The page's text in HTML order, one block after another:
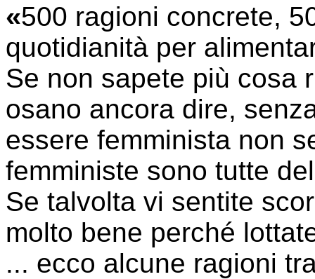
«500 ragioni concrete,
quotidianità per
Se non sapete più cosa
osano ancora dire,
essere femminista non
femministe sono tutte
Se talvolta vi sentite
molto bene perché
... ecco alcune ragioni